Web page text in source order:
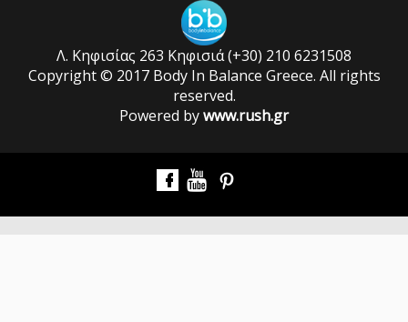
Λ. Κηφισίας 263 Κηφισιά (+30) 210 6231508
Copyright © 2017 Body In Balance Greece. All rights
reserved.
Powered bywww.rush.gr